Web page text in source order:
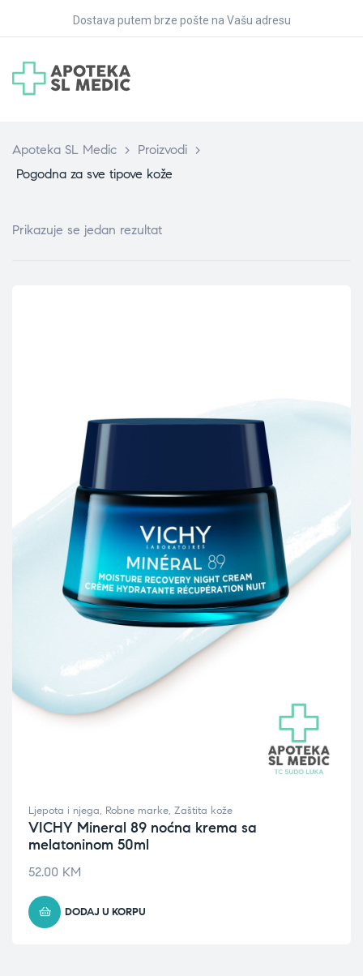
Dostava putem brze pošte na Vašu adresu
Apoteka SL Medic > Proizvodi >
Pogodna za sve tipove kože
Prikazuje se jedan rezultat
Ljepota i njega, Robne marke, Zaštita kože
VICHY Mineral 89 noćna krema sa
melatoninom 50ml
52.00 KM
DODAJ U KORPU